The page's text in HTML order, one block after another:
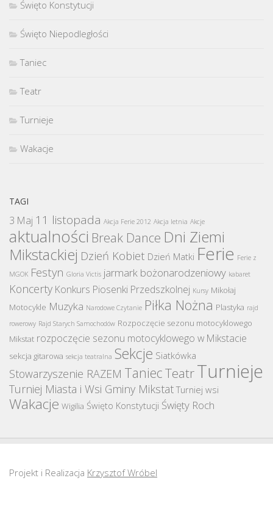
Święto Konstytucji
Święto Niepodległości
Taniec
Teatr
Turnieje
Wakacje
TAGI
3 Maj 11 listopada Akcja Ferie 2012 Akcja letnia Akcje
aktualności Break Dance Dni Ziemi
Mikstackiej Dzień Kobiet Dzień Matki Ferie Ferie z
MGOK Festyn Gloria Victis jarmark bożonarodzeniowy kabaret
Koncerty Konkurs Piosenki Przedszkolnej Kursy Mikołaj
Motocykle Muzyka Narodowe Czytanie Piłka Nożna Plastyka rajd
rowerowy Rajd Starych Samochodów Rozpoczęcie sezonu motocyklowego
Mikstat rozpoczęcie sezonu motocyklowego w Mikstacie
sekcja gitarowa sekcja teatralna Sekcje Siatkówka
Stowarzyszenie RAZEM TaniecTeatrTurnieje
Turniej Miasta i Wsi Gminy Mikstat Turniej wsi
Wakacje Wigilia Święto Konstytucji Święty Roch
Projekt i Realizacja Krzysztof Wróbel